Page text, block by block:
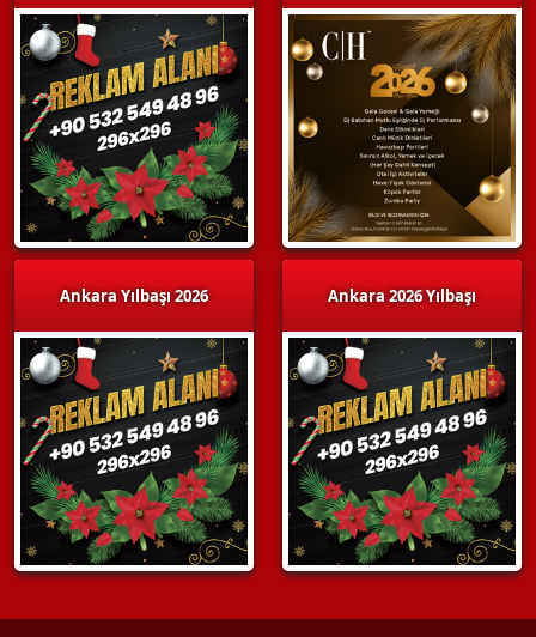
Ankara Yılbaşı 2026 Ankara 2026 Yılbaşı